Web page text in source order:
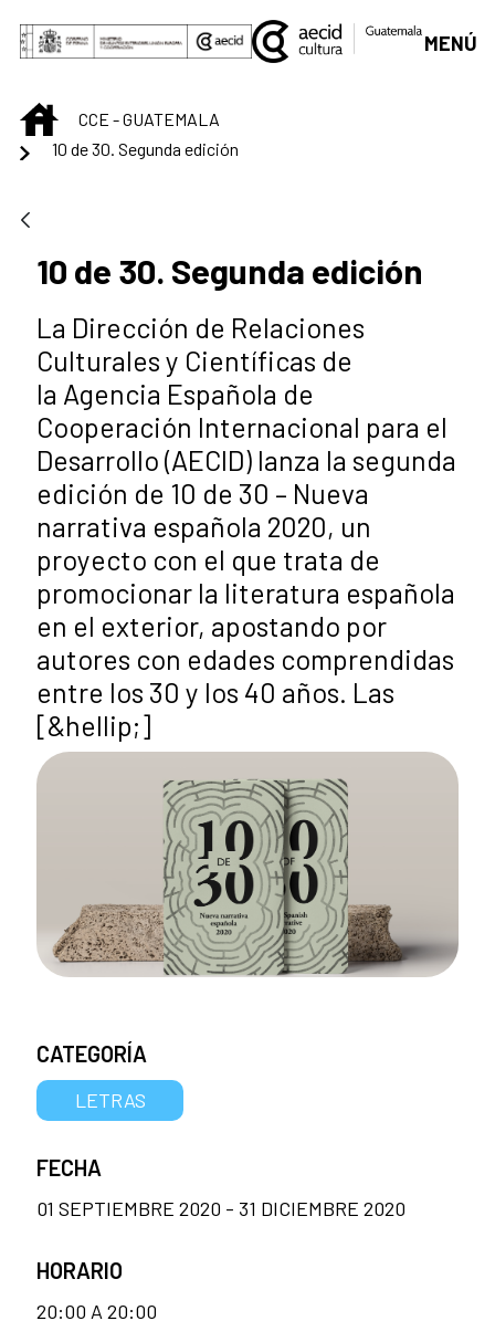
Saltar al contenido principal
MENÚ
INICIOCCE - GUATEMALA
10 de 30. Segunda edición
10 de 30. Segunda edición
La Dirección de Relaciones
Culturales y Científicas de
la Agencia Española de
Cooperación Internacional para el
Desarrollo (AECID) lanza la segunda
edición de 10 de 30 – Nueva
narrativa española 2020, un
proyecto con el que trata de
promocionar la literatura española
en el exterior, apostando por
autores con edades comprendidas
entre los 30 y los 40 años. Las
[&hellip;]
CATEGORÍA
LETRAS
FECHA
01 SEPTIEMBRE 2020 - 31 DICIEMBRE 2020
HORARIO
20:00 A 20:00